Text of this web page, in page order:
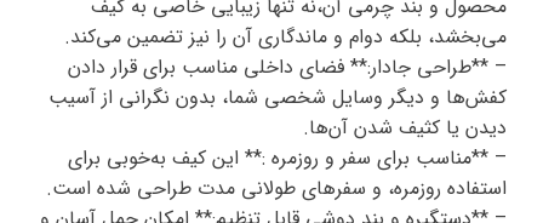
محصول و بند چرمی آن،نه تنها زیبایی خاصی به کیف
می‌بخشد، بلکه دوام و ماندگاری آن را نیز تضمین می‌کند.
– **طراحی جادار:** فضای داخلی مناسب برای قرار دادن
کفش‌ها و دیگر وسایل شخصی شما، بدون نگرانی از آسیب
دیدن یا کثیف شدن آن‌ها.
– **مناسب برای سفر و روزمره :** این کیف به‌خوبی برای
استفاده روزمره، و سفرهای طولانی مدت طراحی شده است.